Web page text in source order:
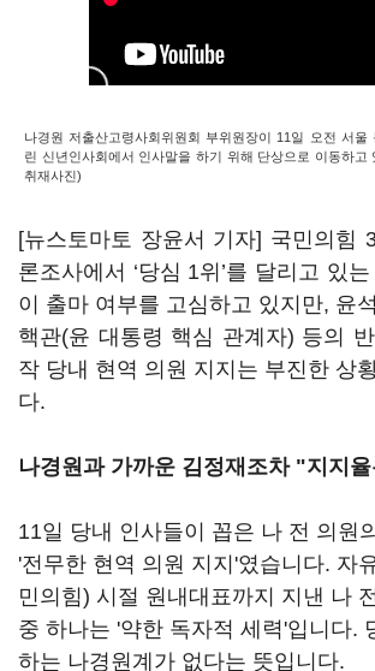
나경원 저출산고령사회위원회 부위원장이 11일 오전 서울
린 신년인사회에서 인사말을 하기 위해 단상으로 이동하고
취재사진)
[뉴스토마토 장윤서 기자] 국민의힘
론조사에서 ‘당심 1위’를 달리고 있
이 출마 여부를 고심하고 있지만, 윤
핵관(윤 대통령 핵심 관계자) 등의
작 당내 현역 의원 지지는 부진한 상
다.
나경원과 가까운 김정재조차 "지지
11일 당내 인사들이 꼽은 나 전 의원
'전무한 현역 의원 지지'였습니다. 자
민의힘) 시절 원내대표까지 지낸 나
중 하나는 '약한 독자적 세력'입니다.
하는 나경원계가 없다는 뜻입니다.